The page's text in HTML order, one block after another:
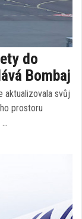
do
Bombaj
aktualizovala svůj
prostoru
…